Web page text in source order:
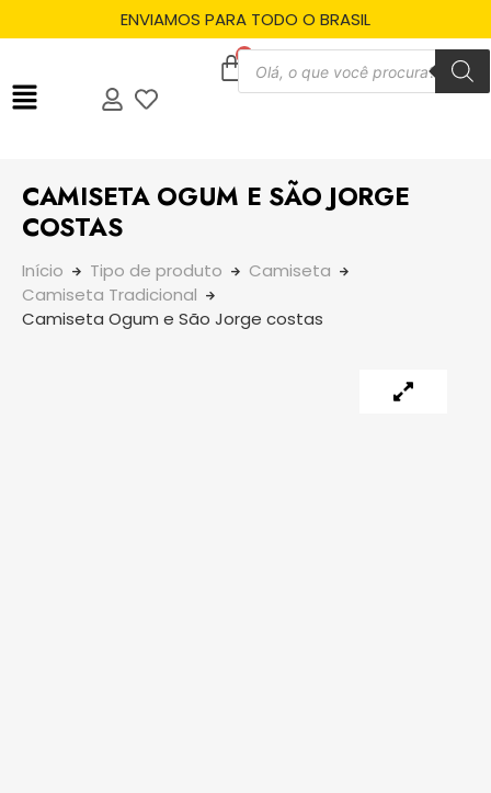
ENVIAMOS PARA TODO O BRASIL
CAMISETA OGUM E SÃO JORGE
COSTAS
Início Tipo de produto
Camiseta
Camiseta Tradicional
Camiseta Ogum e São Jorge costas